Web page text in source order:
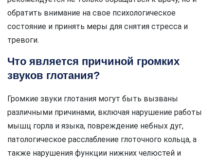
обратить внимание на свое психологическое
состояние и принять меры для снятия стресса и
тревоги.
Что является причиной громких
звуков глотания?
Громкие звуки глотания могут быть вызваны
различными причинами, включая нарушение работы
мышц горла и языка, повреждение небных дуг,
патологическое расслабление глоточного кольца, а
также нарушения функции нижних челюстей и